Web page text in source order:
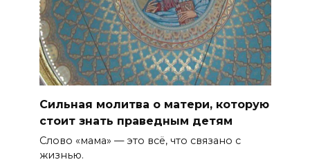
Сильная молитва о матери, которую
стоит знать праведным детям
Слово «мама» — это всё, что связано с
жизнью.